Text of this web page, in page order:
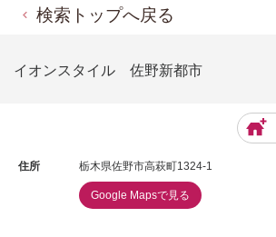
検索トップへ戻る
イオンスタイル 佐野新都市
住所 栃木県佐野市高萩町1324-1
Google Mapsで見る